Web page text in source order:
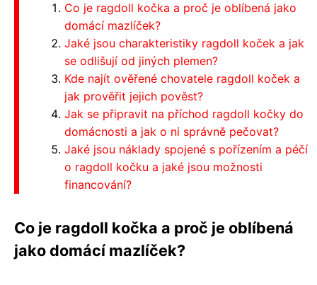
Co je ragdoll kočka a proč je oblíbená jako
domácí mazlíček?
Jaké jsou charakteristiky ragdoll koček a jak
se odlišují od jiných plemen?
Kde najít ověřené chovatele ragdoll koček a
jak prověřit jejich pověst?
Jak se připravit na příchod ragdoll kočky do
domácnosti a jak o ni správně pečovat?
Jaké jsou náklady spojené s pořízením a péčí
o ragdoll kočku a jaké jsou možnosti
financování?
Co je ragdoll kočka a proč je oblíbená
jako domácí mazlíček?